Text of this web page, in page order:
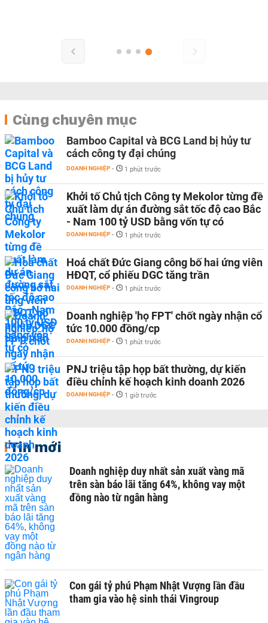
Cùng chuyên mục
Bamboo Capital và BCG Land bị hủy tư
cách công ty đại chúng
DOANH NGHIỆP - 1 phút trước
Khởi tố Chủ tịch Công ty Mekolor từng đề
xuất làm dự án đường sắt tốc độ cao Bắc
- Nam 100 tỷ USD bằng vốn tự có
DOANH NGHIỆP - 1 phút trước
Hoá chất Đức Giang công bố hai ứng viên
HĐQT, cổ phiếu DGC tăng trần
DOANH NGHIỆP - 1 phút trước
Doanh nghiệp 'họ FPT' chốt ngày nhận cổ
tức 10.000 đồng/cp
DOANH NGHIỆP - 1 phút trước
PNJ triệu tập họp bất thường, dự kiến
điều chỉnh kế hoạch kinh doanh 2026
DOANH NGHIỆP - 1 giờ trước
Tin mới
Doanh nghiệp duy nhất sản xuất vàng mã
trên sàn báo lãi tăng 64%, không vay một
đồng nào từ ngân hàng
Con gái tỷ phú Phạm Nhật Vượng lần đầu
tham gia vào hệ sinh thái Vingroup